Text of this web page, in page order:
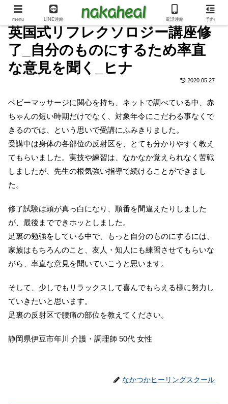
英国式リフレクソロジー講座修
了_自分のものにするため率直
な意見を聞く_ヒナ
2020.05.27
ベビーマッサージに関心を持ち、ネットで調べている中、赤
ちゃんの短い時期だけでなく、対象年令にこだわる事なくで
きるのでは、という思いで受講にふみきりました。
受講中は身体の各部位の反射区を、とても分かりやすく教え
てもらいました。実技や練習は、なかなか覚えられなく苦戦
しましたが、先生の根気強い指導で続けることができまし
た。
修了試験は頭が真っ白になり、順番を間違えたりしました
が、最後までできホッとしました。
足裏の勉強をしている中で、もっと自分のものにするには、
家族はもちろんのこと、友人・知人にも練習させてもらいな
がら、率直な意見を聞いていこうと思います。
そして、少しでもリラックスして喜んでもらえる様に努力し
ていきたいと思います。
足裏の反射区で腰痛の部位を教えてください。
静岡県伊豆市年川 介護・調理師 50代 女性
なかつかヒーリングスクール
menu LINE連絡 電話連絡 予約